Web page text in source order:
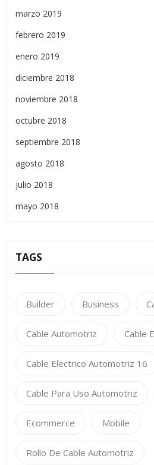
marzo 2019
febrero 2019
enero 2019
diciembre 2018
noviembre 2018
octubre 2018
septiembre 2018
agosto 2018
julio 2018
mayo 2018
TAGS
Builder Business
Cable Automotriz Cable
Cable Electrico Automotriz 16
Cable Para Uso Automotriz
Ecommerce Mobile
Rollo De Cable Automotriz